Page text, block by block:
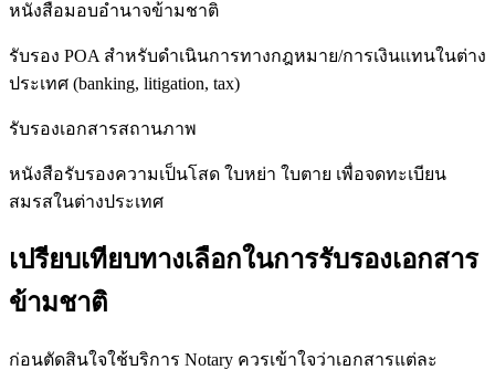
หนังสือมอบอำนาจข้ามชาติ
รับรอง POA สำหรับดำเนินการทางกฎหมาย/การเงินแทนในต่าง
ประเทศ (banking, litigation, tax)
รับรองเอกสารสถานภาพ
หนังสือรับรองความเป็นโสด ใบหย่า ใบตาย เพื่อจดทะเบียน
สมรสในต่างประเทศ
เปรียบเทียบทางเลือกในการรับรองเอกสาร
ข้ามชาติ
ก่อนตัดสินใจใช้บริการ Notary ควรเข้าใจว่าเอกสารแต่ละ